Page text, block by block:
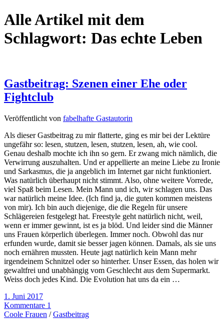
Alle Artikel mit dem
Schlagwort: Das echte Leben
Gastbeitrag: Szenen einer Ehe oder
Fightclub
Veröffentlicht von fabelhafte Gastautorin
Als dieser Gastbeitrag zu mir flatterte, ging es mir bei der Lektüre
ungefähr so: lesen, stutzen, lesen, stutzen, lesen, ah, wie cool.
Genau deshalb mochte ich ihn so gern. Er zwang mich nämlich, die
Verwirrung auszuhalten. Und er appellierte an meine Liebe zu Ironie
und Sarkasmus, die ja angeblich im Internet gar nicht funktioniert.
Was natürlich überhaupt nicht stimmt. Also, ohne weitere Vorrede,
viel Spaß beim Lesen. Mein Mann und ich, wir schlagen uns. Das
war natürlich meine Idee. (Ich find ja, die guten kommen meistens
von mir). Ich bin auch diejenige, die die Regeln für unsere
Schlägereien festgelegt hat. Freestyle geht natürlich nicht, weil,
wenn er immer gewinnt, ist es ja blöd. Und leider sind die Männer
uns Frauen körperlich überlegen. Immer noch. Obwohl das nur
erfunden wurde, damit sie besser jagen können. Damals, als sie uns
noch ernähren mussten. Heute jagt natürlich kein Mann mehr
irgendeinem Schnitzel oder so hinterher. Unser Essen, das holen wir
gewaltfrei und unabhängig vom Geschlecht aus dem Supermarkt.
Weiss doch jedes Kind. Die Evolution hat uns da ein …
1. Juni 2017
Kommentare 1
Coole Frauen /Gastbeitrag